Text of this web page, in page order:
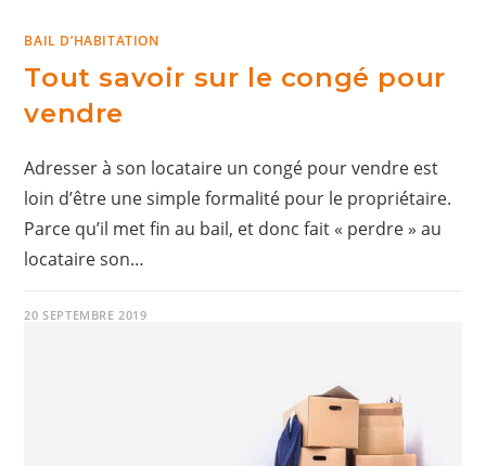
BAIL D’HABITATION
Tout savoir sur le congé pour
vendre
Adresser à son locataire un congé pour vendre est
loin d’être une simple formalité pour le propriétaire.
Parce qu’il met fin au bail, et donc fait « perdre » au
locataire son…
20 SEPTEMBRE 2019